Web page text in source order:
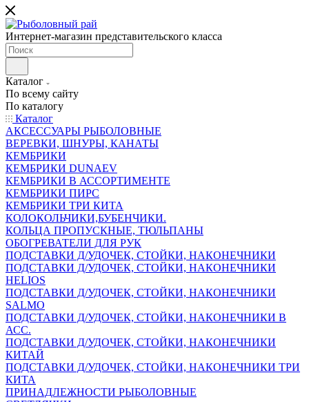
Интернет-магазин представительского класса
Каталог
По всему сайту
По каталогу
Каталог
АКСЕССУАРЫ РЫБОЛОВНЫЕ
ВЕРЕВКИ, ШНУРЫ, КАНАТЫ
КЕМБРИКИ
КЕМБРИКИ DUNAEV
КЕМБРИКИ В АССОРТИМЕНТЕ
КЕМБРИКИ ПИРС
КЕМБРИКИ ТРИ КИТА
КОЛОКОЛЬЧИКИ,БУБЕНЧИКИ.
КОЛЬЦА ПРОПУСКНЫЕ, ТЮЛЬПАНЫ
ОБОГРЕВАТЕЛИ ДЛЯ РУК
ПОДСТАВКИ Д/УДОЧЕК, СТОЙКИ, НАКОНЕЧНИКИ
ПОДСТАВКИ Д/УДОЧЕК, СТОЙКИ, НАКОНЕЧНИКИ
HELIOS
ПОДСТАВКИ Д/УДОЧЕК, СТОЙКИ, НАКОНЕЧНИКИ
SALMO
ПОДСТАВКИ Д/УДОЧЕК, СТОЙКИ, НАКОНЕЧНИКИ В
АСС.
ПОДСТАВКИ Д/УДОЧЕК, СТОЙКИ, НАКОНЕЧНИКИ
КИТАЙ
ПОДСТАВКИ Д/УДОЧЕК, СТОЙКИ, НАКОНЕЧНИКИ ТРИ
КИТА
ПРИНАДЛЕЖНОСТИ РЫБОЛОВНЫЕ